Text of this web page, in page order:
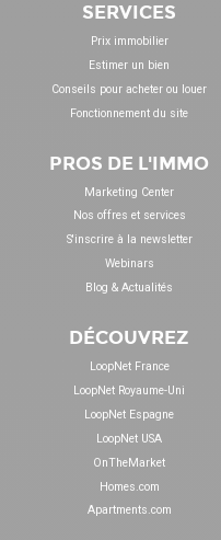
SERVICES
Prix immobilier
Estimer un bien
Conseils pour acheter ou louer
Fonctionnement du site
PROS DE L'IMMO
Marketing Center
Nos offres et services
S'inscrire à la newsletter
Webinars
Blog & Actualités
DÉCOUVREZ
LoopNet France
LoopNet Royaume-Uni
LoopNet Espagne
LoopNet USA
OnTheMarket
Homes.com
Apartments.com